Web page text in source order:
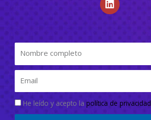
He leído y acepto la política de privacidad